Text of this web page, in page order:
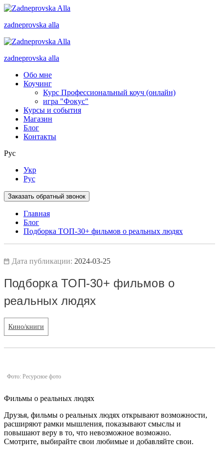
zadneprovska alla
zadneprovska alla
Обо мне
Коучинг
Курс Профессиональный коуч (онлайн)
игра "Фокус"
Курсы и события
Магазин
Блог
Контакты
Рус
Укр
Рус
Заказать обратный звонок
Главная
Блог
Подборка ТОП-30+ фильмов о реальных людях
Дата публикации: 2024-03-25
Подборка ТОП-30+ фильмов о
реальных людях
Кино/книги
Фото: Ресурсное фото
Фильмы о реальных людях
Друзья, фильмы о реальных людях открывают возможности,
расширяют рамки мышления, показывают смыслы и
повышают веру в то, что невозможное возможно.
Смотрите, выбирайте свои любимые и добавляйте свои.